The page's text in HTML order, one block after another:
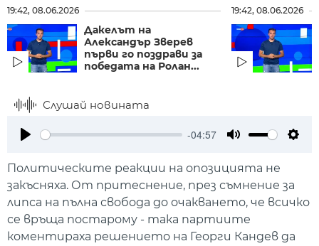
19:42, 08.06.2026
Дакелът на
Александър Зверев
първи го поздрави за
победата на Ролан...
19:42, 08.06.2026
Слушай новината
-04:57
Политическите реакции на опозицията не
закъсняха. От притеснение, през съмнение за
липса на пълна свобода до очакването, че всичко
се връща постарому - така партиите
коментираха решението на Георги Кандев да